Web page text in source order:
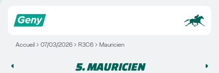
Accueil 07/03/2026 R3C6 Mauricien
5. MAURICIEN